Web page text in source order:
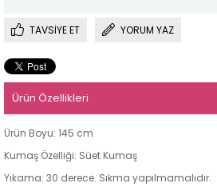
TAVSIYE ET YORUM YAZ
Ürün Özellikleri
Ürün Boyu: 145 cm
Kumaş Özelliği: Süet Kumaş
Yıkama: 30 derece. Sıkma yapılmamalıdır.